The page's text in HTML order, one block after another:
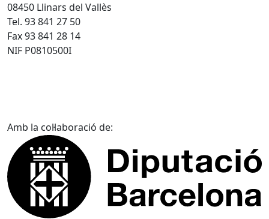
08450 Llinars del Vallès
Tel. 93 841 27 50
Fax 93 841 28 14
NIF P0810500I
Amb la col·laboració de: